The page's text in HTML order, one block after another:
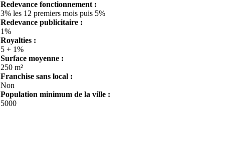
Redevance fonctionnement :
3% les 12 premiers mois puis 5%
Redevance publicitaire :
1%
Royalties :
5 + 1%
Surface moyenne :
250 m²
Franchise sans local :
Non
Population minimum de la ville :
5000